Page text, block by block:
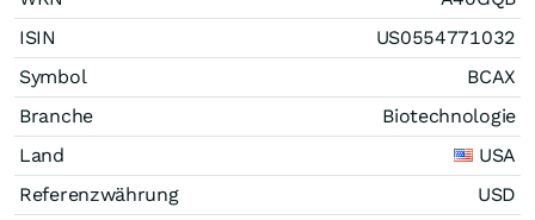
ISIN
US0554771032
Symbol
BCAX
Branche
Biotechnologie
Land
USA
Referenzwährung
USD